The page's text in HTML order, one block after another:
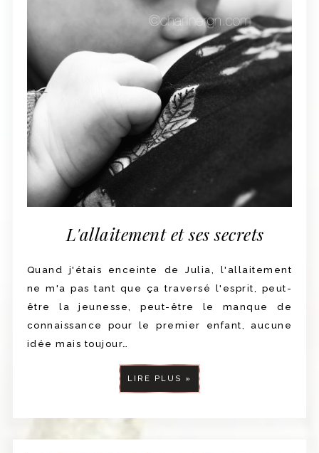
L'allaitement et ses secrets
Quand j'étais enceinte de Julia, l'allaitement
ne m'a pas tant que ça traversé l'esprit, peut-
être la jeunesse, peut-être le manque de
connaissance pour le premier enfant, aucune
idée mais toujour…
LIRE PLUS »